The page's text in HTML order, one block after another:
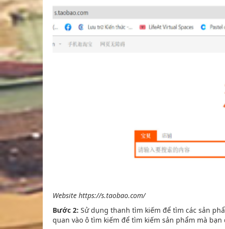
Website https://s.taobao.com/
Bước 2: Sử dụng thanh tìm kiếm để tìm các sản
quan vào ô tìm kiếm để tìm kiếm sản phẩm mà bạn